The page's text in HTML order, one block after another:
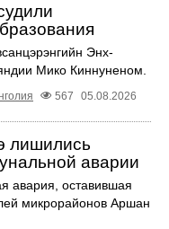
Энх-
Мико Киннуненом.
567 05.08.2026
лишились
аварии
авария, оставившая
микрорайонов Аршан